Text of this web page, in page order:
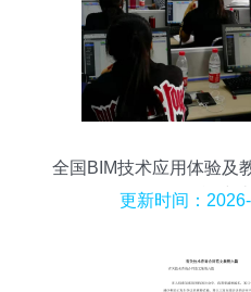
全国BIM技术应用体验及
智能建
更新时间：